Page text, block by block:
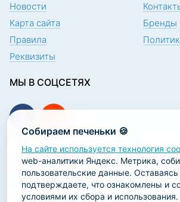
Собираем печеньки 🍪
На сайте используется технология
web-аналитики Яндекс. Метрика,
пользовательские данные.
подтверждаете, что ознакомлены и
условиями их сбора и
Новости
Карта сайта
Бренды
Правила
Реквизиты
МЫ В СОЦСЕТЯХ
ПОДПИСКА НА НОВОСТИ